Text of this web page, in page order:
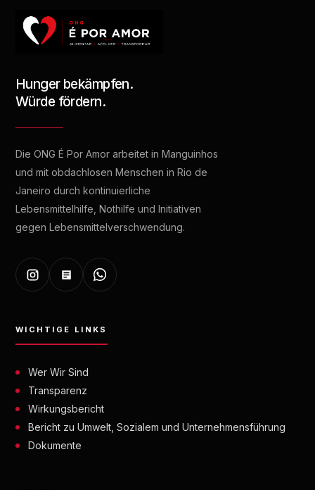
Hunger bekämpfen.
Würde fördern.
Die ONG É Por Amor arbeitet in Manguinhos
und mit obdachlosen Menschen in Rio de
Janeiro durch kontinuierliche
Lebensmittelhilfe, Nothilfe und Initiativen
gegen Lebensmittelverschwendung.
WICHTIGE LINKS
Wer Wir Sind
Transparenz
Wirkungsbericht
Bericht zu Umwelt, Sozialem und Unternehmensführung
Dokumente